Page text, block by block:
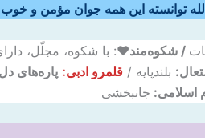
توانسته این همه جوان مؤمن و
/ شکوه‌مند♥: با شکوه، مجلّل،
بلندپایه / قلمرو ادبی: پاره‌های دل
اسلامی: جانبخشی